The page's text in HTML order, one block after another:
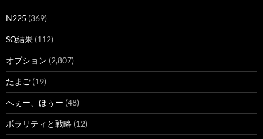
N225 (369)
SQ結果 (112)
オプション (2,807)
たまご (19)
へぇー、ほぅー (48)
ボラリティと戦略 (12)